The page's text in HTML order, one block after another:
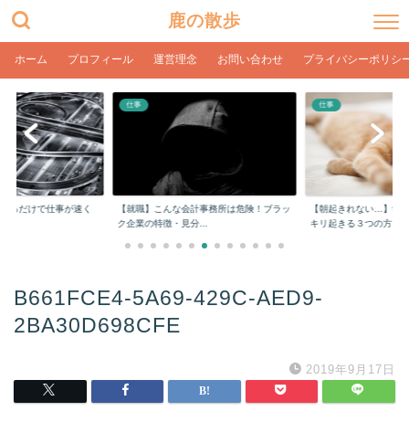
鹿の散歩
ホーム プロフィール 運営理念 お問い合わせ プライバシーポリシ
るだけで仕事が速く
仕事
【就職】こんな会計事務所は危険！ブラッ
ク企業の特徴・見分...
仕事
【朝起きれない…】学
キリ起きる３つの方...
B661FCE4-5A69-429C-AED9-
2BA30D698CFE
2019年9月17日